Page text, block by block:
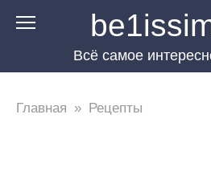
Перейти
Всё самое
Главная » Рецепты